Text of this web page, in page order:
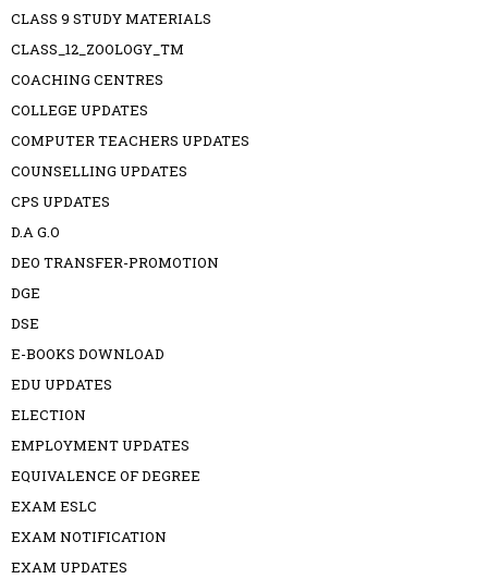
CLASS 9 STUDY MATERIALS
CLASS_12_ZOOLOGY_TM
COACHING CENTRES
COLLEGE UPDATES
COMPUTER TEACHERS UPDATES
COUNSELLING UPDATES
CPS UPDATES
D.A G.O
DEO TRANSFER-PROMOTION
DGE
DSE
E-BOOKS DOWNLOAD
EDU UPDATES
ELECTION
EMPLOYMENT UPDATES
EQUIVALENCE OF DEGREE
EXAM ESLC
EXAM NOTIFICATION
EXAM UPDATES